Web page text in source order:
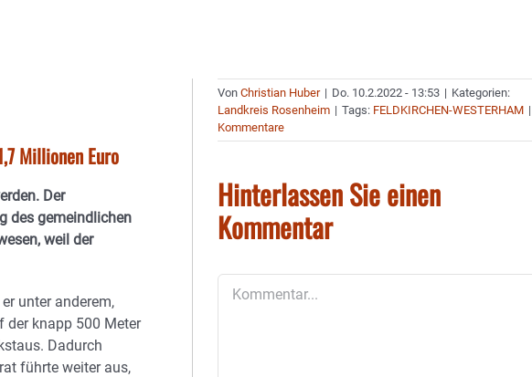
Millionen Euro
Der
des gemeindlichen
weil der
unter anderem,
der knapp 500 Meter
Dadurch
führte weiter aus,
VonChristian Huber | Do. 10.2.2022 - 13:53 | Kategorien:
Landkreis Rosenheim | Tags: FELDKIRCHEN-WESTERHAM |
Kommentare
Hinterlassen Sie einen
Kommentar